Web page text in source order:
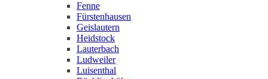
Fenne
Fürstenhausen
Geislautern
Heidstock
Lauterbach
Ludweiler
Luisenthal